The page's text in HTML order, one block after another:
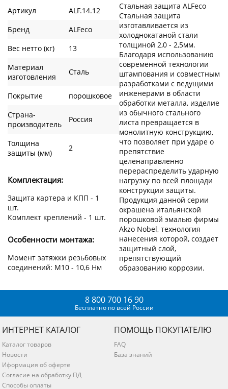
Артикул
ALF.14.12
Бренд
ALFeco
Вес нетто (кг)
13
Материал
изготовления
Сталь
Покрытие
порошковое
Страна-
производитель
Россия
Толщина
защиты (мм)
2
Комплектация:
Защита картера и КПП - 1
шт.
Комплект креплений - 1 шт.
Особенности монтажа:
Момент затяжки резьбовых
соединений: М10 - 10,6 Нм
Стальная защита ALFeco
Стальная защита
изготавливается из
холоднокатаной стали
толщиной 2,0 - 2,5мм.
Благодаря использованию
современной технологии
штампования и совместным
разработками с ведущими
инженерами в области
обработки металла, изделие
из обычного стального
листа превращается в
монолитную конструкцию,
что позволяет при ударе о
препятствие
целенаправленно
перераспределить ударную
нагрузку по всей площади
конструкции защиты.
Продукция данной серии
окрашена итальянской
порошковой эмалью фирмы
Akzo Nobel, технология
нанесения которой, создает
защитный слой,
препятствующий
образованию коррозии.
8 800 700 16 90
Бесплатно по всей России
ИНТЕРНЕТ КАТАЛОГ
Каталог товаров
Новости
Иформация об оферте
Согласие на обработку ПД
Способы оплаты
ПОМОЩЬ ПОКУПАТЕЛЮ
FAQ
База знаний